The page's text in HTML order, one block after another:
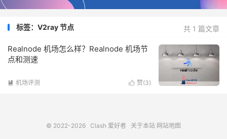
共 1 篇文章
标签：V2ray 节点
Realnode 机场怎么样？Realnode 机场节
点和测速
 赞(3)
 机场评测
© 2022-2026 Clash 爱好者 关于本站 网站地图